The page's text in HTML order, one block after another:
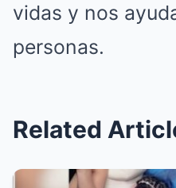
vidas y nos
personas.
Related